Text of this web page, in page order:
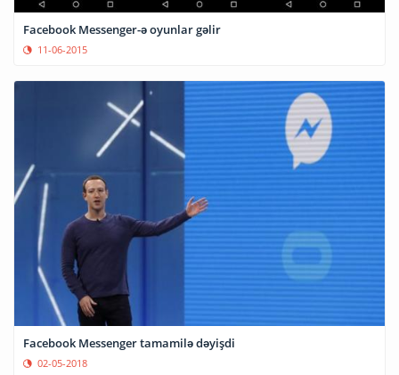
Facebook Messenger-ə oyunlar gəlir
11-06-2015
Facebook Messenger tamamilə dəyişdi
02-05-2018